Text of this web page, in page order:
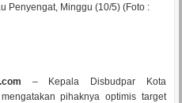
Penyengat, Minggu (10/5) (Foto :
– Kepala Disbudpar Kota
pihaknya optimis target